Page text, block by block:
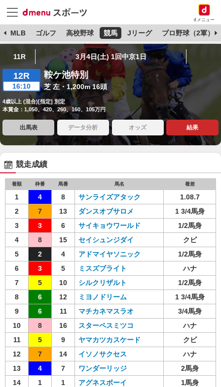
dメニュー
MLB ゴルフ 高校野球 競馬 Jリーグ プロ野球（2軍）
11R 3月4日(土) 1回中京1日
12R
16:10
鞍ケ池特別
芝 左・1,200m 16頭
4歳以上 (混合)[指定] 別定
本賞金：1,050、420、260、160、105万円
出馬表 データ分析 オッズ 結果
競走成績
着順 枠番 馬番 馬名 着差
1 4 8 サンライズアタック
1.08.7
2
7 13 ダンスオブサロメ
1 3/4馬身
3
3 6 サイキョウワールド
1/2馬身
4
8 15 セイシュンジダイ
クビ
5
2 4 アドマイヤソニック
1/2馬身
6
3 5 ミスズブライト
ハナ
7
5 10 シルクリザルト
1/2馬身
8
6 12 ミヨノドリーム
1 3/4馬身
9
6 11 マチカネマスラオ
3/4馬身
10
8 16 スターペスミツコ
ハナ
11
5 9 ヤマカツカスケード
クビ
12
7 14 イソノサクセス
ハナ
13
4 7 ワンダーリッジ
2馬身
14
1 1 アグネスボーイ
1馬身